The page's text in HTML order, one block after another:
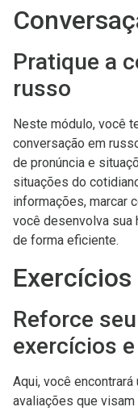
Pratique a
russo
Neste módulo, você
conversação em
de pronúncia e
situações do
informações, marcar
você desenvolva sua
de forma eficiente.
Reforce
exercícios
Aqui, você
avaliações que